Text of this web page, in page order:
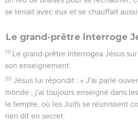
se tenait avec eux et se chauffait aussi.
Le grand-prêtre interroge
19 Le grand-prêtre interrogea Jésus
son enseignement.
20 Jésus lui répondit : « J'ai parlé
monde ; j'ai toujours enseigné dans
le temple, où les Juifs se réunissent
rien dit en secret.